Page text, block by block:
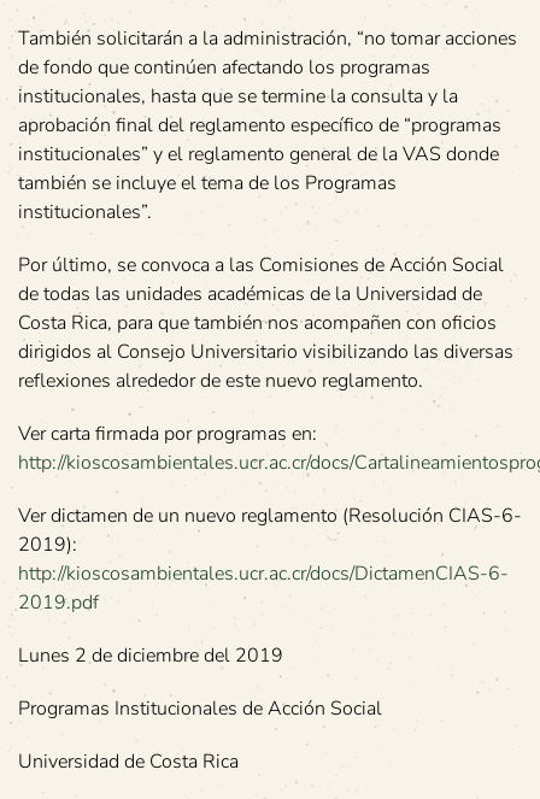
También solicitarán a la administración, “no tomar acciones
de fondo que continúen afectando los programas
institucionales, hasta que se termine la consulta y la
aprobación final del reglamento específico de “programas
institucionales” y el reglamento general de la VAS donde
también se incluye el tema de los Programas
institucionales”.
Por último, se convoca a las Comisiones de Acción Social
de todas las unidades académicas de la Universidad de
Costa Rica, para que también nos acompañen con oficios
dirigidos al Consejo Universitario visibilizando las diversas
reflexiones alrededor de este nuevo reglamento.
Ver carta firmada por programas en:
http://kioscosambientales.ucr.ac.cr/docs/
Ver dictamen de un nuevo reglamento (Resolución CIAS-6-
2019):
http://kioscosambientales.ucr.ac.cr/docs/DictamenCIAS-6-
2019.pdf
Lunes 2 de diciembre del 2019
Programas Institucionales de Acción Social
Universidad de Costa Rica